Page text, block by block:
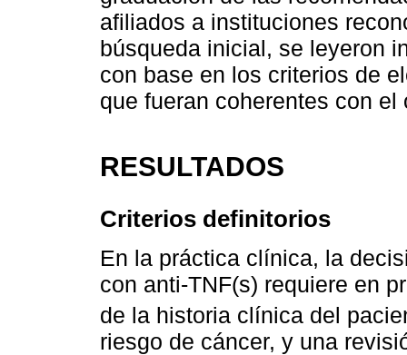
afiliados a instituciones
búsqueda inicial, se leyeron
con base en los criterios de
que fueran coherentes con
RESULTADOS
Criterios definitorios
En la práctica clínica, la
con anti-TNF(s) requiere en
de la historia clínica del
riesgo de cáncer, y una